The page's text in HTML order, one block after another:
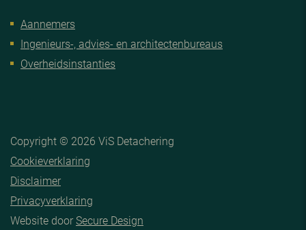
Aannemers
Ingenieurs-, advies- en architectenbureaus
Overheidsinstanties
Copyright © 2026 ViS Detachering
Cookieverklaring
Disclaimer
Privacyverklaring
Website door Secure Design